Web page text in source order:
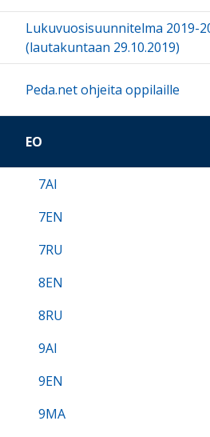
Lukuvuosisuunnitelma 2019-
(lautakuntaan 29.10.2019)
Peda.net ohjeita oppilaille
EO
7AI
7EN
7RU
8EN
8RU
9AI
9EN
9MA